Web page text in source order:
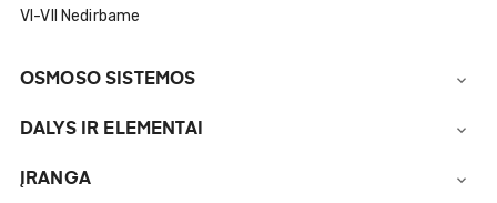
VI-VII Nedirbame
OSMOSO SISTEMOS 
DALYS IR ELEMENTAI 
ĮRANGA 